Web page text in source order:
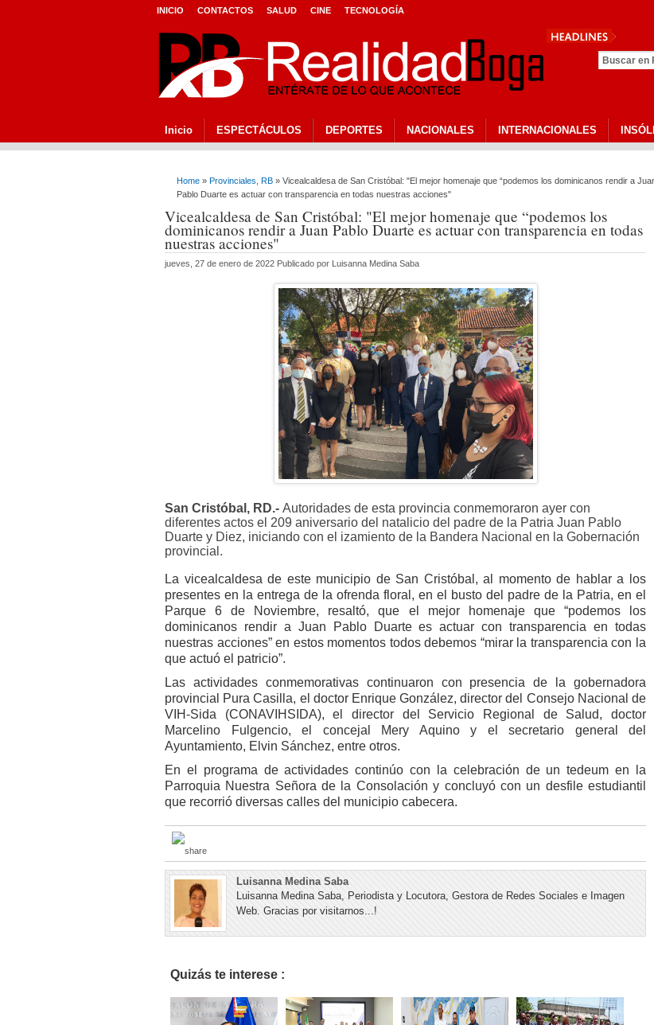
INICIO CONTACTOS SALUD CINE TECNOLOGÍA
CEPEDSC Celebra
2026 En San Cristóba
Inicio ESPECTÁCULOS DEPORTES NACIONALES INTERNACIONALES
Home » Provinciales RB » Vicealcaldesa de San Cristóbal: "El mejor homenaje que “podemos los dominicanos rendir a
Pablo Duarte es actuar con transparencia en todas nuestras acciones"
Vicealcaldesa de San Cristóbal: "El mejor homenaje que “podemos los
dominicanos rendir a Juan Pablo Duarte es actuar con transparencia en todas
nuestras acciones"
jueves, 27 de enero de 2022 Publicado por Luisanna Medina Saba
San Cristóbal, RD.- Autoridades de esta provincia conmemoraron ayer con
diferentes actos el 209 aniversario del natalicio del padre de la Patria Juan Pablo
Duarte y Diez, iniciando con el izamiento de la Bandera Nacional en la Gobernación
provincial.
La vicealcaldesa de este municipio de San Cristóbal, al momento de hablar a los
presentes en la entrega de la ofrenda floral, en el busto del padre de la Patria, en el
Parque 6 de Noviembre, resaltó, que el mejor homenaje que “podemos los
dominicanos rendir a Juan Pablo Duarte es actuar con transparencia en todas
nuestras acciones” en estos momentos todos debemos “mirar la transparencia con la
que actuó el patricio”.
Las actividades conmemorativas continuaron con presencia de la gobernadora
provincial Pura Casilla, el doctor Enrique González, director del Consejo Nacional de
VIH-Sida (CONAVIHSIDA), el director del Servicio Regional de Salud, doctor
Marcelino Fulgencio, el concejal Mery Aquino y el secretario general del
Ayuntamiento, Elvin Sánchez, entre otros.
En el programa de actividades continúo con la celebración de un tedeum en la
Parroquia Nuestra Señora de la Consolación y concluyó con un desfile estudiantil
que recorrió diversas calles del municipio cabecera.
Luisanna Medina Saba
Luisanna Medina Saba, Periodista y Locutora, Gestora de Redes Sociales e Imagen
Web. Gracias por visitarnos...!
Quizás te interese :